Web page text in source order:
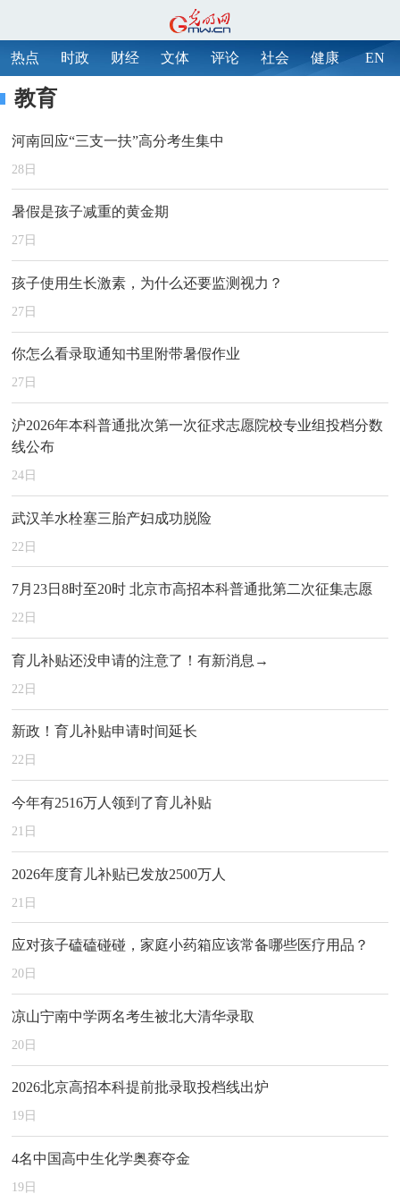
热点 时政 财经 文体 评论 社会 健康 EN
教育
河南回应“三支一扶”高分考生集中
28日
暑假是孩子减重的黄金期
27日
孩子使用生长激素，为什么还要监测视力？
27日
你怎么看录取通知书里附带暑假作业
27日
沪2026年本科普通批次第一次征求志愿院校专业组投档分数
线公布
24日
武汉羊水栓塞三胎产妇成功脱险
22日
7月23日8时至20时 北京市高招本科普通批第二次征集志愿
22 日
育儿补贴还没申请的注意了！有新消息→
22 日
新政！育儿补贴申请时间延长
22 日
今年有2516万人领到了育儿补贴
21 日
2026年度育儿补贴已发放2500万人
21 日
应对孩子磕磕碰碰，家庭小药箱应该常备哪些医疗用品？
20日
凉山宁南中学两名考生被北大清华录取
20日
2026北京高招本科提前批录取投档线出炉
19日
4名中国高中生化学奥赛夺金
19日